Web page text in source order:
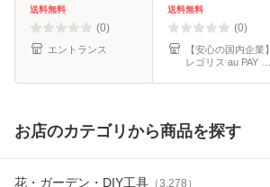
送料無料
(0)
エントランス
左右 ２本 セット
浸水 積雪 | 雨 雪
対策
送料無料
(0)
【安心の国内企業】
レゴリス au PAY マ
お店のカテゴリから商品を探す
花・ガーデン・DIY工具 （3,278 ）